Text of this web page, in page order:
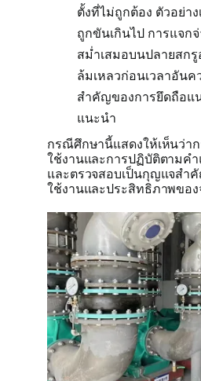
ตั้งที่ไม่ถูกต้อง ตัวอย่า
ถูกขันเกินไป การแจก
สม่ำเสมอบนปลายสก
ล้มเหลวก่อนเวลาอันค
สำคัญของการยึดถือแ
แนะนำ
กรณีศึกษานี้แสดงให้เห็นว่าก
ใช้งานและการปฏิบัติตามค
และตรวจสอบเป็นกุญแจสำ
ใช้งานและประสิทธิภาพของ